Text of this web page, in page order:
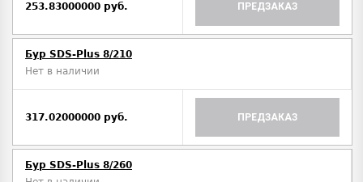
253.83000000 руб. ПРЕДЗАКАЗ
Бур SDS-Plus 8/210
Нет в наличии
317.02000000 руб. ПРЕДЗАКАЗ
Бур SDS-Plus 8/260